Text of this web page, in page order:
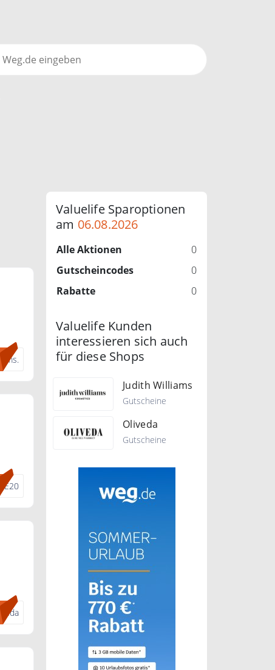
ams.
ME20
veda
Valuelife Sparoptionen
am 06.08.2026
Alle Aktionen
0
Gutscheincodes
0
Rabatte
0
Valuelife Kunden
interessieren sich auch
für diese Shops
Judith Williams
Gutscheine
Oliveda
Gutscheine